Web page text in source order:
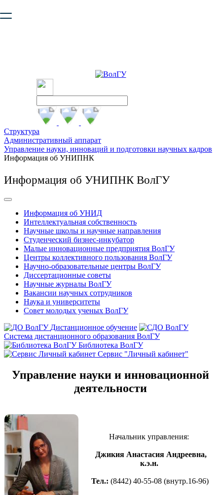
безопасную работу с сайтом. Пожалуйста
Структура
Административный аппарат
Управление науки, инноваций и подготовки научных кадров
Информация об УНИПНК
Информация об УНИПНК ВолГУ
Информация об УНИД
Интеллектуальная собственность
Научные школы и научные направления
Студенческий бизнес-инкубатор
Малые инновационные предприятия ВолГУ
Центры коллективного пользования ВолГУ
Научно-образовательные центры ВолГУ
Диссертационные советы
Научные журналы ВолГУ
Вакансии научных сотрудников
Наука и университеты
Совет молодых ученых ВолГУ
Дистанционное обучение
Система дистанционного образования ВолГУ
Библиотека ВолГУ
Сервис "Личный кабинет"
Управление науки и инновационной
деятельности
Начальник управления:
Джикия Анастасия Андреевна,
к.э.н.
Тел.: (8442) 40-55-08 (внутр.16-96)